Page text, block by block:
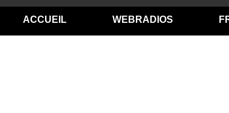
ACCUEIL WEBRADIOS